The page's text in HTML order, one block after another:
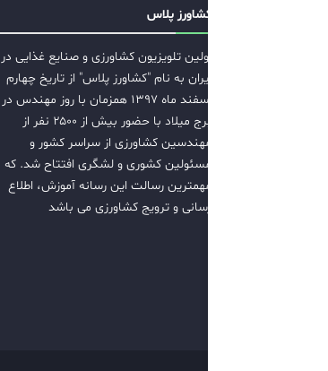
کشاورز پلاس
اولین تلویزیون کشاورزی و صنایع غذایی در
ایران به نام "کشاورز پلاس" از تاریخ چهارم
اسفند ماه ۱۳۹۷ همزمان با روز مهندس در
برج میلاد با حضور بیش از ۲۵۰۰ نفر از
مهندسین کشاورزی از سراسر کشور و
مسئولین کشوری و لشگری افتتاح شد. که
مهمترین رسالت این رسانه آموزش، اطلاع
رسانی و ترویج کشاورزی می باشد